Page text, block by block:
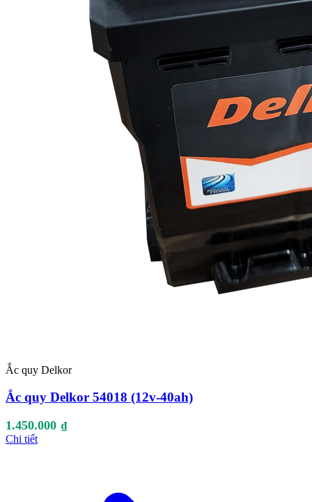
Ắc quy Delkor
Ắc quy Delkor 54018 (12v-40ah)
1.450.000 ₫
Chi tiết